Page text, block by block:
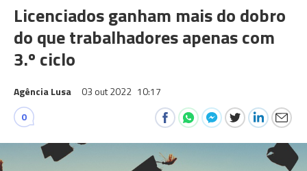
Licenciados ganham mais do dobro
do que trabalhadores apenas com
3.º ciclo
Agência Lusa 03 out 2022 10:17
0